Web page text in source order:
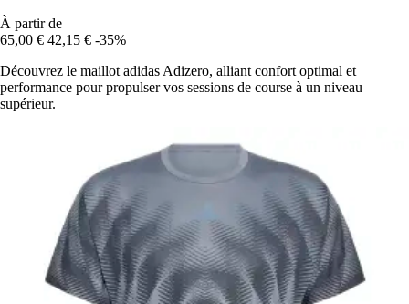
À partir de
65,00 € 42,15 € -35%
Découvrez le maillot adidas Adizero, alliant confort optimal et
performance pour propulser vos sessions de course à un niveau
supérieur.